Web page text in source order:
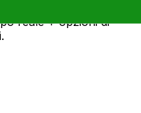
reale + opzioni di